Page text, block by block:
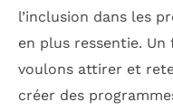
l’inclusion dans les
en plus ressentie.
voulons attirer et
créer des